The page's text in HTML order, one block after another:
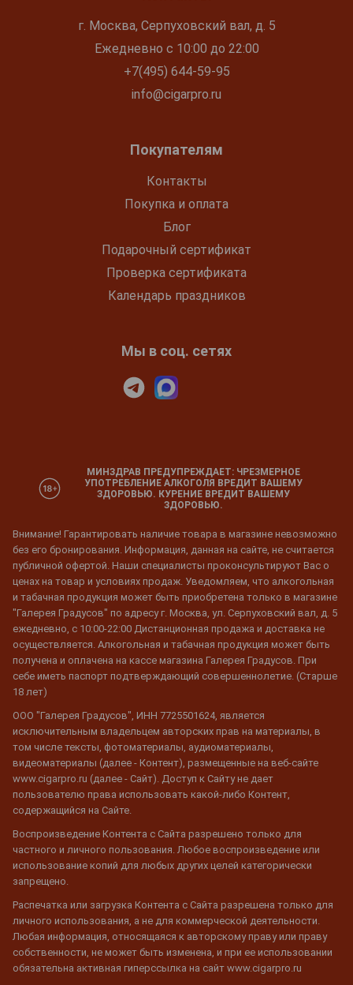
г. Москва, Серпуховский вал, д. 5
Ежедневно с 10:00 до 22:00
+7(495) 644-59-95
info@cigarpro.ru
Покупателям
Контакты
Покупка и оплата
Блог
Подарочный сертификат
Проверка сертификата
Календарь праздников
Мы в соц. сетях
МИНЗДРАВ ПРЕДУПРЕЖДАЕТ: ЧРЕЗМЕРНОЕ
УПОТРЕБЛЕНИЕ АЛКОГОЛЯ ВРЕДИТ ВАШЕМУ
ЗДОРОВЬЮ. КУРЕНИЕ ВРЕДИТ ВАШЕМУ
ЗДОРОВЬЮ.
Внимание! Гарантировать наличие товара в магазине невозможно
без его бронирования. Информация, данная на сайте, не считается
публичной офертой. Наши специалисты проконсультируют Вас о
ценах на товар и условиях продаж. Уведомляем, что алкогольная
и табачная продукция может быть приобретена только в магазине
"Галерея Градусов" по адресу г. Москва, ул. Серпуховский вал, д. 5
ежедневно, с 10:00-22:00 Дистанционная продажа и доставка не
осуществляется. Алкогольная и табачная продукция может быть
получена и оплачена на кассе магазина Галерея Градусов. При
себе иметь паспорт подтверждающий совершеннолетие. (Старше
18 лет)
ООО "Галерея Градусов", ИНН 7725501624, является
исключительным владельцем авторских прав на материалы, в
том числе тексты, фотоматериалы, аудиоматериалы,
видеоматериалы (далее - Контент), размещенные на веб-сайте
www.cigarpro.ru (далее - Сайт). Доступ к Сайту не дает
пользователю права использовать какой-либо Контент,
содержащийся на Сайте.
Воспроизведение Контента с Сайта разрешено только для
частного и личного пользования. Любое воспроизведение или
использование копий для любых других целей категорически
запрещено.
Распечатка или загрузка Контента с Сайта разрешена только для
личного использования, а не для коммерческой деятельности.
Любая информация, относящаяся к авторскому праву или праву
собственности, не может быть изменена, и при ее использовании
обязательна активная гиперссылка на сайт www.cigarpro.ru